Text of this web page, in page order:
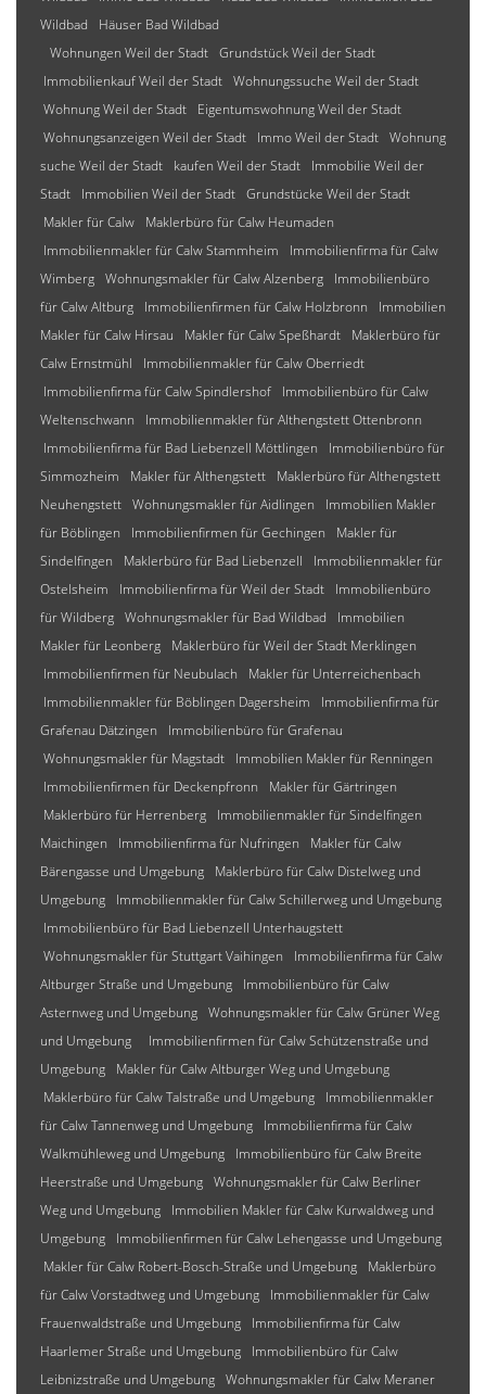
Wildbad
Häuser Bad Wildbad
Wohnungen Weil der Stadt Grundstück Weil der Stadt
Immobilienkauf Weil der Stadt Wohnungssuche Weil der Stadt
Wohnung Weil der Stadt
Eigentumswohnung Weil der Stadt
Wohnungsanzeigen Weil der Stadt
Immo Weil der Stadt Wohnung
suche Weil der Stadt
kaufen Weil der Stadt
Immobilie Weil der
Stadt
Immobilien Weil der Stadt Grundstücke Weil der Stadt
Makler für Calw
Maklerbüro für Calw Heumaden
Immobilienmakler für Calw Stammheim
Immobilienfirma für Calw
Wimberg Wohnungsmakler für Calw Alzenberg
Immobilienbüro
für Calw Altburg
Immobilienfirmen für Calw Holzbronn
Immobilien
Makler für Calw Hirsau
Makler für Calw Speßhardt
Maklerbüro für
Calw Ernstmühl
Immobilienmakler für Calw Oberriedt
Immobilienfirma für Calw Spindlershof
Immobilienbüro für Calw
Weltenschwann
Immobilienmakler für Althengstett Ottenbronn
Immobilienfirma für Bad Liebenzell Möttlingen
Immobilienbüro für
Simmozheim
Makler für Althengstett
Maklerbüro für Althengstett
Neuhengstett Wohnungsmakler für Aidlingen
Immobilien Makler
für Böblingen
Immobilienfirmen für Gechingen
Makler für
Sindelfingen
Maklerbüro für Bad Liebenzell
Immobilienmakler für
Ostelsheim
Immobilienfirma für Weil der Stadt
Immobilienbüro
für Wildberg Wohnungsmakler für Bad Wildbad
Immobilien
Makler für Leonberg
Maklerbüro für Weil der Stadt Merklingen
Immobilienfirmen für Neubulach
Makler für Unterreichenbach
Immobilienmakler für Böblingen Dagersheim
Immobilienfirma für
Grafenau Dätzingen
Immobilienbüro für Grafenau
Wohnungsmakler für Magstadt
Immobilien Makler für Renningen
Immobilienfirmen für Deckenpfronn
Makler für Gärtringen
Maklerbüro für Herrenberg
Immobilienmakler für Sindelfingen
Maichingen
Immobilienfirma für Nufringen
Makler für Calw
Bärengasse und Umgebung
Maklerbüro für Calw Distelweg und
Umgebung
Immobilienmakler für Calw Schillerweg und Umgebung
Immobilienbüro für Bad Liebenzell Unterhaugstett
Wohnungsmakler für Stuttgart Vaihingen
Immobilienfirma für Calw
Altburger Straße und Umgebung
Immobilienbüro für Calw
Asternweg und Umgebung Wohnungsmakler für Calw Grüner Weg
und Umgebung
Immobilienfirmen für Calw Schützenstraße und
Umgebung
Makler für Calw Altburger Weg und Umgebung
Maklerbüro für Calw Talstraße und Umgebung
Immobilienmakler
für Calw Tannenweg und Umgebung
Immobilienfirma für Calw
Walkmühleweg und Umgebung
Immobilienbüro für Calw Breite
Heerstraße und Umgebung Wohnungsmakler für Calw Berliner
Weg und Umgebung
Immobilien Makler für Calw Kurwaldweg und
Umgebung
Immobilienfirmen für Calw Lehengasse und Umgebung
Makler für Calw Robert-Bosch-Straße und Umgebung
Maklerbüro
für Calw Vorstadtweg und Umgebung
Immobilienmakler für Calw
Frauenwaldstraße und Umgebung
Immobilienfirma für Calw
Haarlemer Straße und Umgebung
Immobilienbüro für Calw
Leibnizstraße und Umgebung Wohnungsmakler für Calw Meraner